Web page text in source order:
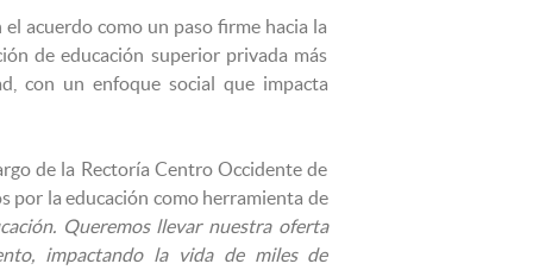
acuerdo como un paso firme hacia la
de educación superior privada más
con un enfoque social que impacta
de la Rectoría Centro Occidente de
por la educación como herramienta de
Queremos llevar nuestra oferta
impactando la vida de miles de